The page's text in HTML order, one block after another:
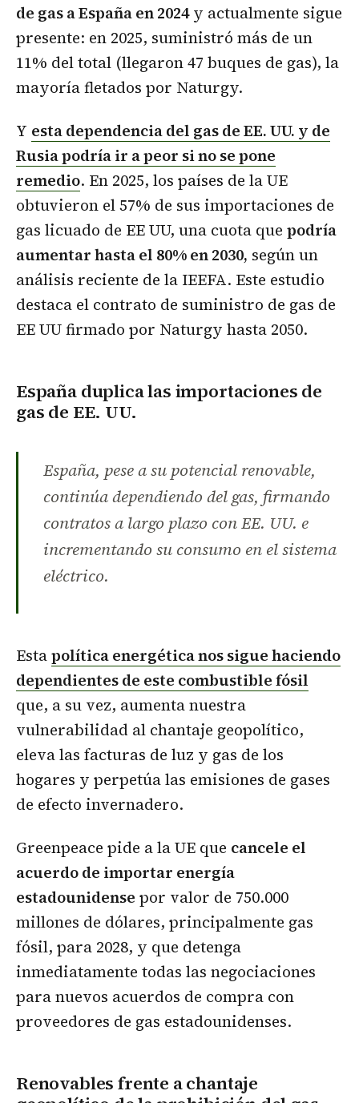
de gas a España en 2024y actualmente sigue
presente: en 2025, suministró más de un
11% del total (llegaron 47 buques de gas), la
mayoría fletados por Naturgy.
Y esta dependencia del gas de EE. UU. y de
Rusia podría ir a peor si no se pone
remedio. En 2025, los países de la UE
obtuvieron el 57% de sus importaciones de
gas licuado de EE UU, una cuota que podría
aumentar hasta el 80% en 2030, según un
análisis reciente de la IEEFA. Este estudio
destaca el contrato de suministro de gas de
EE UU firmado por Naturgy hasta 2050.
España duplica las importaciones de
gas de EE. UU.
España, pese a su potencial renovable,
continúa dependiendo del gas, firmando
contratos a largo plazo con EE. UU. e
incrementando su consumo en el sistema
eléctrico.
Estapolítica energética nos sigue haciendo
dependientes de este combustible fósil
que, a su vez, aumenta nuestra
vulnerabilidad al chantaje geopolítico,
eleva las facturas de luz y gas de los
hogares y perpetúa las emisiones de gases
de efecto invernadero.
Greenpeace pide a la UE que cancele el
acuerdo de importar energía
estadounidense por valor de 750.000
millones de dólares, principalmente gas
fósil, para 2028, y que detenga
inmediatamente todas las negociaciones
para nuevos acuerdos de compra con
proveedores de gas estadounidenses.
Renovables frente a chantaje